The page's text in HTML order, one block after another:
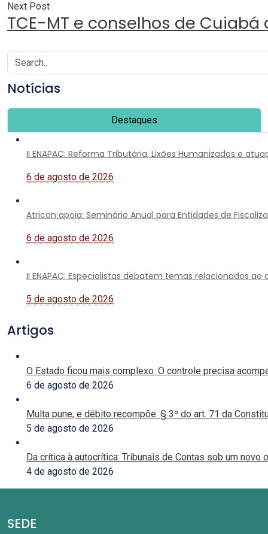
Next Post
TCE-MT e conselhos de
Notícias
Destaques
II ENAPAC: Reforma Tributária, Lixões Humanizados e
6 de agosto de 2026
Atricon apoia: Seminário Anual para Entidades de
6 de agosto de 2026
II ENAPAC: Especialistas debatem temas relacionados
5 de agosto de 2026
Artigos
O Estado ficou mais complexo. O controle precisa
6 de agosto de 2026
Multa pune, e débito recompõe. § 3º do art. 71 da
5 de agosto de 2026
Da crítica à autocrítica: Tribunais de Contas sob um novo
4 de agosto de 2026
SEDE